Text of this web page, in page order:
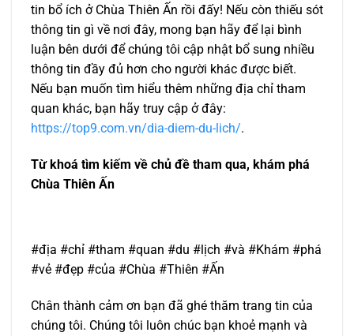
tin bổ ích ở Chùa Thiên Ấn rồi đấy! Nếu còn thiếu sót
thông tin gì về nơi đây, mong bạn hãy để lại bình
luận bên dưới để chúng tôi cập nhật bổ sung nhiều
thông tin đầy đủ hơn cho người khác được biết.
Nếu bạn muốn tìm hiểu thêm những địa chỉ tham
quan khác, bạn hãy truy cập ở đây:
https://top9.com.vn/dia-diem-du-lich/.
Từ khoá tìm kiếm về chủ đề tham qua, khám phá
Chùa Thiên Ấn
#địa #chỉ #tham #quan #du #lịch #và #Khám #phá
#vẻ #đẹp #của #Chùa #Thiên #Ấn
Chân thành cảm ơn bạn đã ghé thăm trang tin của
chúng tôi. Chúng tôi luôn chúc bạn khoẻ mạnh và